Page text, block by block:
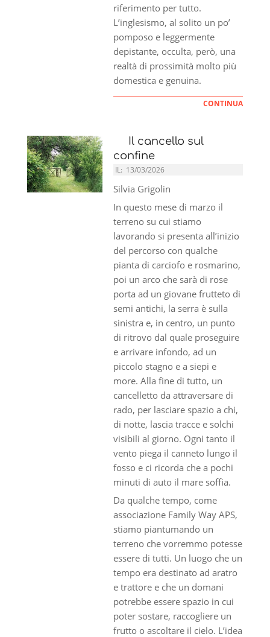
riferimento per tutto.
L’inglesismo, al solito un po’
pomposo e leggermente
depistante, occulta, però, una
realtà di prossimità molto più
domestica e genuina.
CONTINUA
Il cancello sul
confine
IL: 13/03/2026
Silvia Grigolin
In questo mese di marzo il
terreno su cui stiamo
lavorando si presenta all’inizio
del percorso con qualche
pianta di carciofo e rosmarino,
poi un arco che sarà di rose
porta ad un giovane frutteto di
semi antichi, la serra è sulla
sinistra e, in centro, un punto
di ritrovo dal quale proseguire
e arrivare infondo, ad un
piccolo stagno e a siepi e
more. Alla fine di tutto, un
cancelletto da attraversare di
rado, per lasciare spazio a chi,
di notte, lascia tracce e solchi
visibili al giorno. Ogni tanto il
vento piega il canneto lungo il
fosso e ci ricorda che a pochi
minuti di auto il mare soffia.
Da qualche tempo, come
associazione Family Way APS,
stiamo piantumando un
terreno che vorremmo potesse
essere di tutti. Un luogo che un
tempo era destinato ad aratro
e trattore e che un domani
potrebbe essere spazio in cui
poter sostare, raccogliere un
frutto o ascoltare il cielo. L’idea